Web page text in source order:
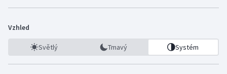
Vzhled
Světlý Tmavý Systém